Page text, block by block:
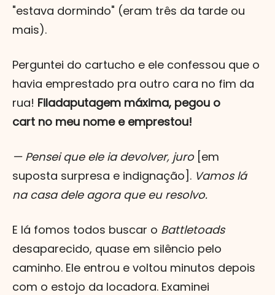
"estava dormindo" (eram três da tarde ou
mais).
Perguntei do cartucho e ele confessou que o
havia emprestado pra outro cara no fim da
rua! Filadaputagem máxima, pegou o
cart no meu nome e emprestou!
— Pensei que ele ia devolver, juro[em
suposta surpresa e indignação]. Vamos lá
na casa dele agora que eu resolvo.
E lá fomos todos buscar o Battletoads
desaparecido, quase em silêncio pelo
caminho. Ele entrou e voltou minutos depois
com o estojo da locadora. Examinei